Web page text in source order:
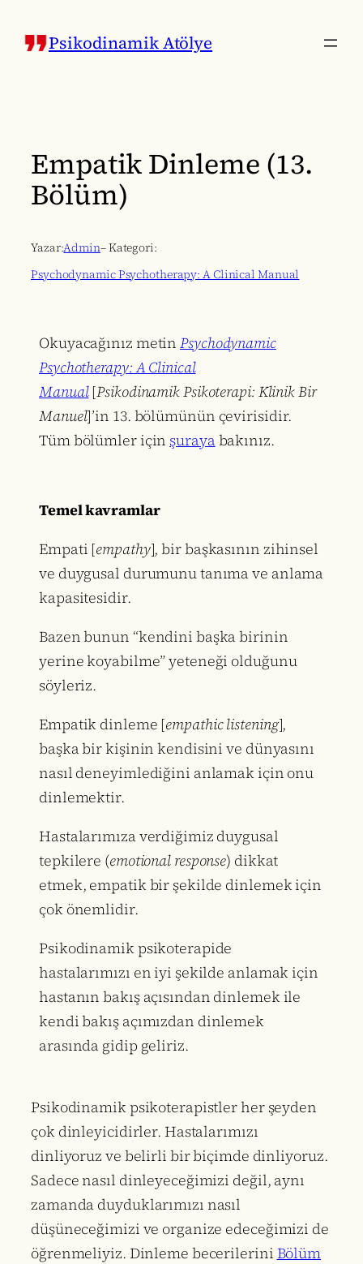
Psikodinamik Atölye
Empatik Dinleme (13.
Bölüm)
Yazar:Admin– Kategori:
Psychodynamic Psychotherapy: A Clinical Manual
Okuyacağınız metinPsychodynamic
Psychotherapy: A Clinical
Manual[Psikodinamik Psikoterapi: Klinik Bir
Manuel]’in 13. bölümünün çevirisidir.
Tüm bölümler için şurayabakınız.
Temel kavramlar
Empati [empathy], bir başkasının zihinsel
ve duygusal durumunu tanıma ve anlama
kapasitesidir.
Bazen bunun “kendini başka birinin
yerine koyabilme” yeteneği olduğunu
söyleriz.
Empatik dinleme [empathic listening],
başka bir kişinin kendisini ve dünyasını
nasıl deneyimlediğini anlamak için onu
dinlemektir.
Hastalarımıza verdiğimiz duygusal
tepkilere (emotional response) dikkat
etmek, empatik bir şekilde dinlemek için
çok önemlidir.
Psikodinamik psikoterapide
hastalarımızı en iyi şekilde anlamak için
hastanın bakış açısından dinlemek ile
kendi bakış açımızdan dinlemek
arasında gidip geliriz.
Psikodinamik psikoterapistler her şeyden
çok dinleyicidirler. Hastalarımızı
dinliyoruz ve belirli bir biçimde dinliyoruz.
Sadece nasıl dinleyeceğimizi değil, aynı
zamanda duyduklarımızı nasıl
düşüneceğimizi ve organize edeceğimizi de
öğrenmeliyiz. Dinleme becerilerini Bölüm